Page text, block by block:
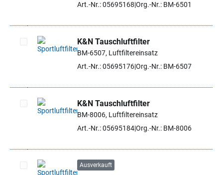
Art.-Nr.: 05695168 Org.-Nr.: BM-6501
Artikel auswählen
K&N Tauschluftfilter
BM-6507, Luftfiltereinsatz
Art.-Nr.: 05695176Org.-Nr.: BM-6507
Artikel auswählen
K&N Tauschluftfilter
BM-8006, Luftfiltereinsatz
Art.-Nr.: 05695184Org.-Nr.: BM-8006
Ausverkauft